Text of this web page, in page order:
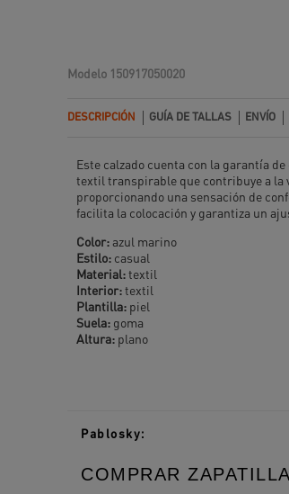
Modelo 150917050020
DESCRIPCIÓN GUÍA DE TALLAS ENVÍO
Este calzado cuenta con la garantía
textil transpirable que contribuye a la
proporcionando una sensación de
facilita la colocación y garantiza un
Color: azul marino
Estilo: casual
Material:textil
Interior:textil
Plantilla: piel
Suela: goma
Altura: plano
Pablosky:
COMPRAR